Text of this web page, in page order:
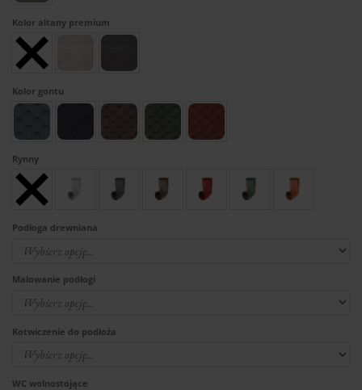
Kolor altany premium
Kolor gontu
Rynny
Podłoga drewniana
Malowanie podłogi
Kotwiczenie do podłoża
WC wolnostojące